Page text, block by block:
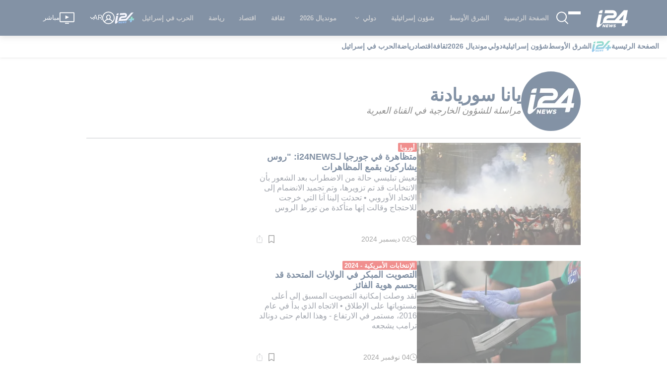
الصفحة الرئيسية الشرق الأوسط شؤون إسرائيلية دولي مونديال 2026 ثقافة اقتصاد رياضة الحرب في إسرائيل AR مباشر
الصفحة الرئيسية الشرق الأوسطشؤون إسرائيليةدوليمونديال 2026 ثقافة اقتصادرياضة الحرب في إسرائيل i24NEWS فهرس مؤلفي i24NEWS يانا سوريادنة
يانا سوريادنة
مراسلة للشؤون الخارجية في القناة العبرية
أوروبا
متظاهرة في جورجيا لـi24NEWS: "روس
يشاركون بقمع المظاهرات
تعيش تبليسي حالة من الاضطراب بعد الشعور بأن
الانتخابات قد تم تزويرها، وتم تجميد الانضمام إلى
الاتحاد الأوروبي • تحدثت إلينا آنا التي خرجت
للاحتجاج وقالت إنها متأكدة من تورط الروس
وقت
دقيقة.
02 ديسمبر 2024
الإنتخابات الأمريكية - 2024
التصويت المبكر في الولايات المتحدة قد
يحسم هوية الفائز
لقد وصلت إمكانية التصويت المسبق إلى أعلى
مستوياتها على الإطلاق • الاتجاه الذي بدأ في عام
2016، مستمر في الارتفاع - وهذا العام حتى دونالد
ترامب يشجعه
وقت
04 نوفمبر 2024